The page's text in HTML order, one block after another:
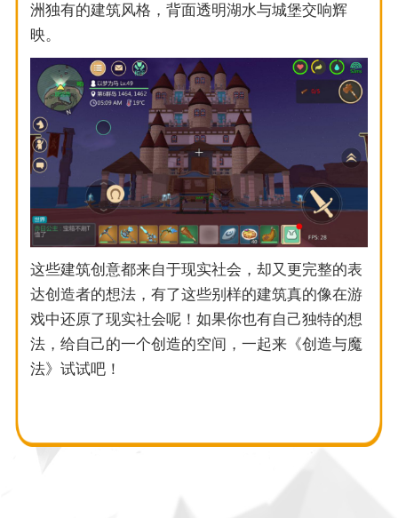
洲独有的建筑风格，背面透明湖水与城堡交响辉
映。
这些建筑创意都来自于现实社会，却又更完整的表
达创造者的想法，有了这些别样的建筑真的像在游
戏中还原了现实社会呢！如果你也有自己独特的想
法，给自己的一个创造的空间，一起来《创造与魔
法》试试吧！